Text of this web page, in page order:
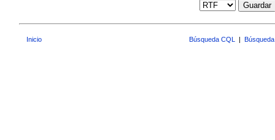
Guardar
Inicio Búsqueda CQL